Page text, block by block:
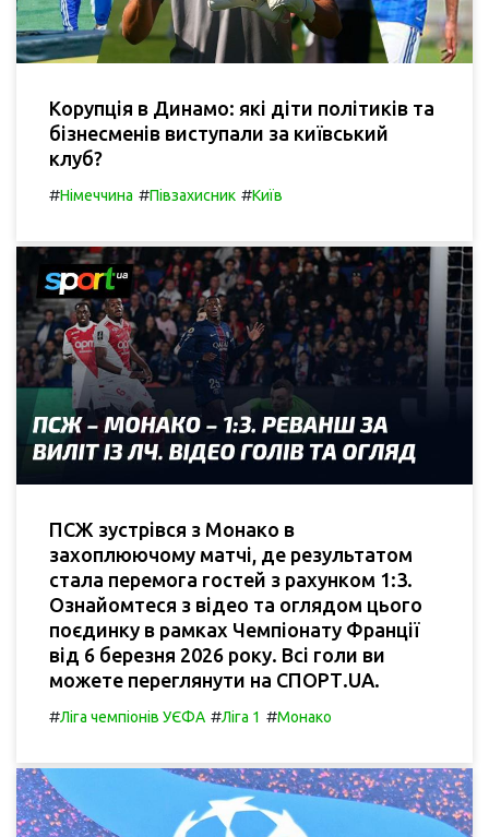
Корупція в Динамо: які діти політиків та
бізнесменів виступали за київський
клуб?
#Німеччина #Півзахисник #Київ
ПСЖ зустрівся з Монако в
захоплюючому матчі, де результатом
стала перемога гостей з рахунком 1:3.
Ознайомтеся з відео та оглядом цього
поєдинку в рамках Чемпіонату Франції
від 6 березня 2026 року. Всі голи ви
можете переглянути на СПОРТ.UA.
#Ліга чемпіонів УЄФА #Ліга 1 #Монако